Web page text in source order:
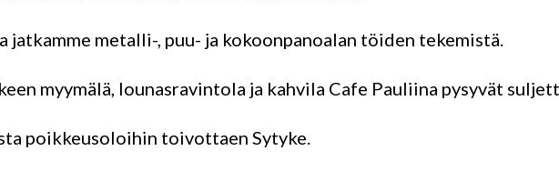
jatkamme metalli-, puu- ja kokoonpanoalan töiden tekemistä.
myymälä, lounasravintola ja kahvila Cafe Pauliina pysyvät
poikkeusoloihin toivottaen Sytyke.